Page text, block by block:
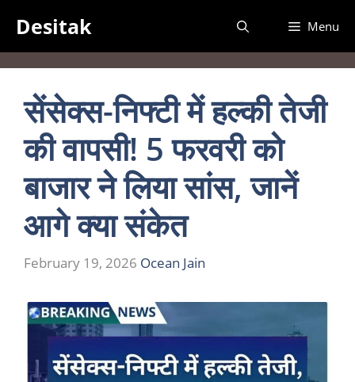
content
Desitak Menu
सेंसेक्स-निफ्टी में हल्की तेजी
की वापसी! 5 फरवरी को
बाजार ने लिया सांस, जानें
आगे क्या संकेत
February 19, 2026 Ocean Jain